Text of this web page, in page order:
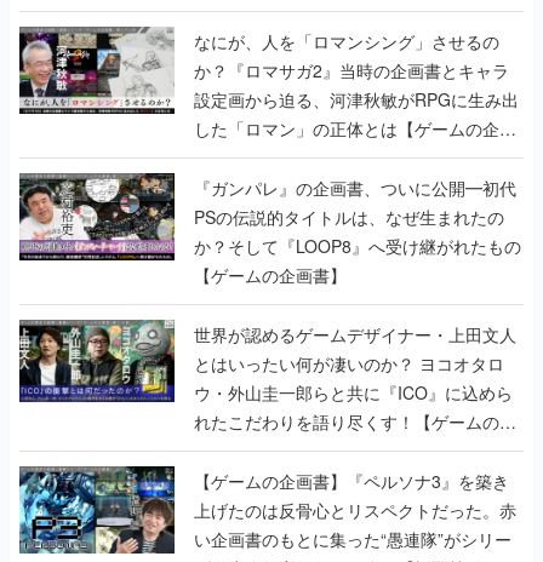
書】
なにが、人を「ロマンシング」させるの
か？『ロマサガ2』当時の企画書とキャラ
設定画から迫る、河津秋敏がRPGに生み出
した「ロマン」の正体とは【ゲームの企画
書】
『ガンパレ』の企画書、ついに公開━初代
PSの伝説的タイトルは、なぜ生まれたの
か？そして『LOOP8』へ受け継がれたもの
【ゲームの企画書】
世界が認めるゲームデザイナー・上田文人
とはいったい何が凄いのか？ ヨコオタロ
ウ・外山圭一郎らと共に『ICO』に込めら
れたこだわりを語り尽くす！【ゲームの企
画書】
【ゲームの企画書】『ペルソナ3』を築き
上げたのは反骨心とリスペクトだった。赤
い企画書のもとに集った“愚連隊”がシリー